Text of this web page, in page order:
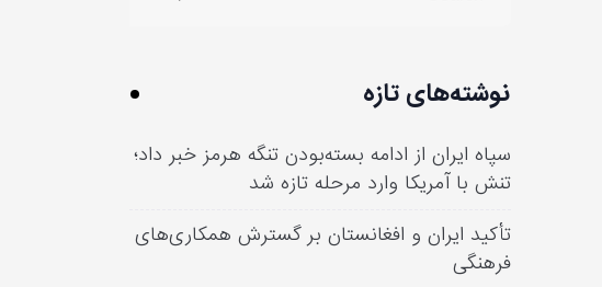
نوشته‌های تازه
سپاه ایران از ادامه بسته‌بودن تنگه هرمز خبر داد؛
تنش با آمریکا وارد مرحله تازه شد
تأکید ایران و افغانستان بر گسترش همکاری‌های
فرهنگی